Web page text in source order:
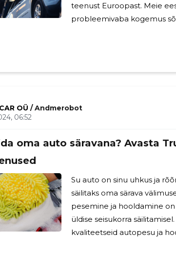
teenust Euroopast. Meie
probleemivaba kogemus
meeskond koosneb
autotranspordi valdkonnas.
OÜ / Andmerobot
06:52
oma auto säravana? Avasta
Su auto on sinu uhkus ja
säilitaks oma särava
pesemine ja hooldamine
üldise seisukorra
kvaliteetseid autopesu ja
märkida, et auto